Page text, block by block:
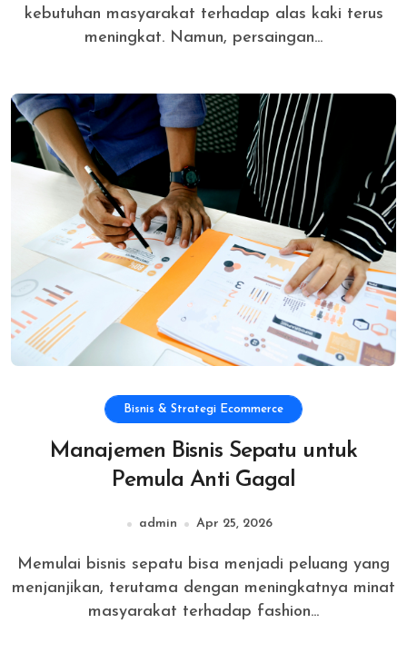
kebutuhan masyarakat terhadap alas kaki terus
meningkat. Namun, persaingan...
Bisnis & Strategi Ecommerce
Manajemen Bisnis Sepatu untuk
Pemula Anti Gagal
admin Apr 25, 2026
Memulai bisnis sepatu bisa menjadi peluang yang
menjanjikan, terutama dengan meningkatnya minat
masyarakat terhadap fashion...